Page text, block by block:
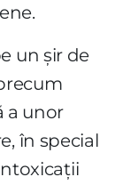
un șir de
a unor
în special